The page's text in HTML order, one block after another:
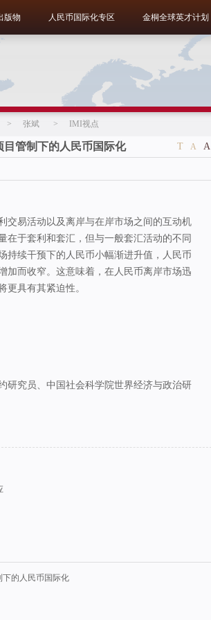
版物 人民币国际化专区 金桐全球英才计划
> 张斌 > IMI视点
A
A
T
目管制下的人民币国际化
交易活动以及离岸与在岸市场之间的互动机
在于套利和套汇，但与一般套汇活动的不同
持续干预下的人民币小幅渐进升值，人民币
加而收窄。这意味着，在人民币离岸市场迅
更具有其紧迫性。
研究员、中国社会科学院世界经济与政治研
下的人民币国际化